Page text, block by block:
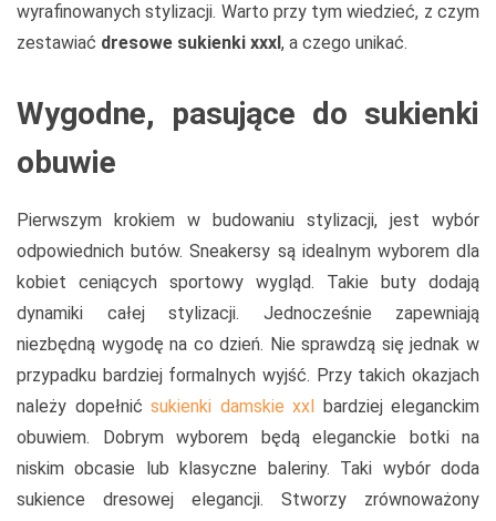
wyrafinowanych stylizacji. Warto przy tym wiedzieć, z czym
zestawiać dresowe sukienki xxxl , a czego unikać.
Wygodne, pasujące do sukienki
obuwie
Pierwszym krokiem w budowaniu stylizacji, jest wybór
odpowiednich butów. Sneakersy są idealnym wyborem dla
kobiet ceniących sportowy wygląd. Takie buty dodają
dynamiki całej stylizacji. Jednocześnie zapewniają
niezbędną wygodę na co dzień. Nie sprawdzą się jednak w
przypadku bardziej formalnych wyjść. Przy takich okazjach
należy dopełnić sukienki damskie xxl
bardziej eleganckim
obuwiem. Dobrym wyborem będą eleganckie botki na
niskim obcasie lub klasyczne baleriny. Taki wybór doda
sukience dresowej elegancji. Stworzy zrównoważony